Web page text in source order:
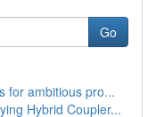
Go
for ambitious pro...
Hybrid Coupler...